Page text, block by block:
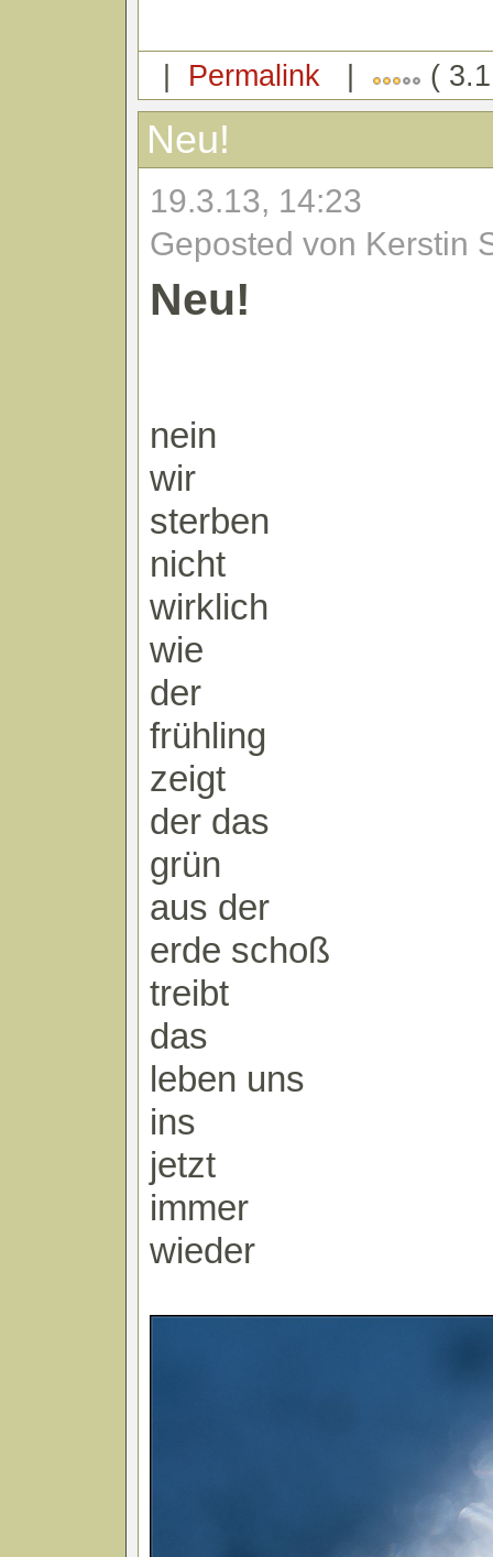
| Permalink | (
Neu!
19.3.13, 14:23
Geposted von Kerstin
Neu!
nein
wir
sterben
nicht
wirklich
wie
der
frühling
zeigt
der das
grün
aus der
erde schoß
treibt
das
leben uns
ins
jetzt
immer
wieder